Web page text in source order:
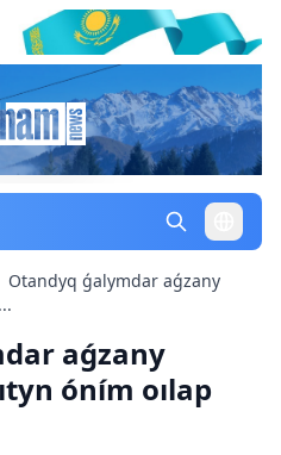
Otandyq ǵalymdar aǵzany
aǵzany
óním oılap